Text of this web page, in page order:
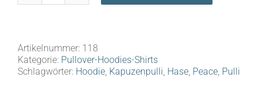
Grau
Menge
Artikelnummer: 118
Kategorie: Pullover-Hoodies-Shirts
Schlagwörter: Hoodie Kapuzenpulli Hase Peace Pulli